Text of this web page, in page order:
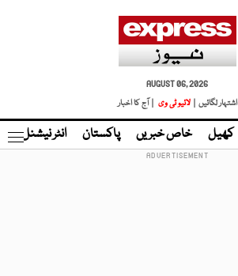
AUGUST 06, 2026
اشتہار لگائیں |
لائیو ٹی وی | آج کا اخبار
کھیل خاص خبریں پاکستان انٹر نیشنل